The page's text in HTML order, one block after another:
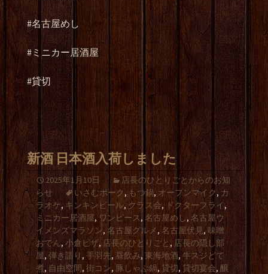
#名古屋めし
#ミニカー居酒屋
#貸切
新酒 日本酒入荷しました
2025年1月10日
店長のひとりごとからのお知
らせ
いさむポーク,もつ鍋, オープンマイク,カ
ラオケ, キンキンビール, クラス会, ドクターフライ,
ミニカー居酒屋,ワンピース, 名古屋めし, 名古屋ウ
イメンズマラソン, 名古屋グルメ , 名古屋伏見,味噌
おでん, 小倉ピザ,店長のひとりごと ,店長の隠し部
屋, 弾き語り , 手羽先, 昼飲み, 東海地酒, 牛スジどて
煮, 自由空間, 街コン, 豚しゃぶ鍋, 貸切,貸切宴会, 醸